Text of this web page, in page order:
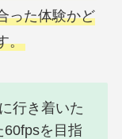
った体験かど
。
行き着いた
を目指